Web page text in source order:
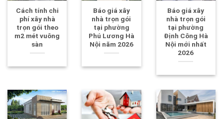
Cách tính chi
phí xây nhà
trọn gói theo
m2 mét vuông
sàn
Báo giá xây
nhà trọn gói
tại phường
Phú Lương Hà
Nội năm 2026
Báo giá xây
nhà trọn gói
tại phường
Định Công Hà
Nội mới nhất
2026